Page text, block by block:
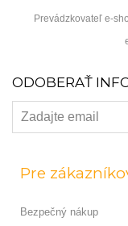
Prevádzkovateľ e-
ODOBERAŤ
Pre
Bezpečný nákup